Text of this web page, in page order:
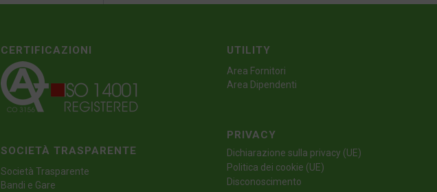
CERTIFICAZIONI
SOCIETÀ TRASPARENTE
Società Trasparente
Bandi e Gare
UTILITY
Area Fornitori
Area Dipendenti
PRIVACY
Dichiarazione sulla privacy (UE)
Politica dei cookie (UE)
Disconoscimento